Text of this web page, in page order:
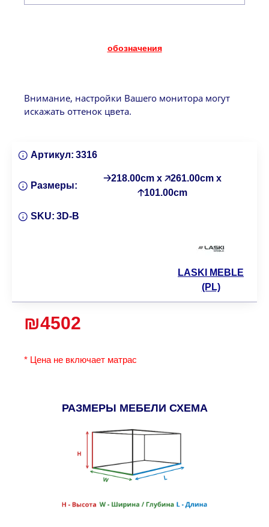
обозначения
Внимание, настройки Вашего монитора могут
искажать оттенок цвета.
* Цена не включает матрас
РАЗМЕРЫ МЕБЕЛИ СХЕМА
₪4502
Артикул: 3316
Размеры:
🡢218.00cm x 🡥261.00cm x
🡡101.00cm
SKU: 3D-B
LASKI MEBLE
(PL)